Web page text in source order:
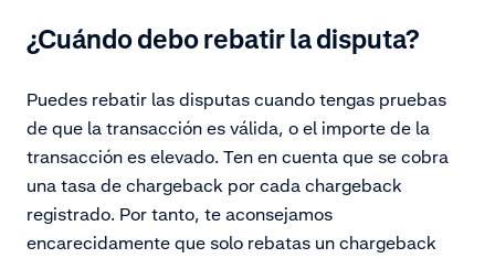
¿Cuándo debo rebatir la disputa?
Puedes rebatir las disputas cuando tengas pruebas
de que la transacción es válida, o el importe de la
transacción es elevado. Ten en cuenta que se cobra
una tasa de chargeback por cada chargeback
registrado. Por tanto, te aconsejamos
encarecidamente que solo rebatas un chargeback